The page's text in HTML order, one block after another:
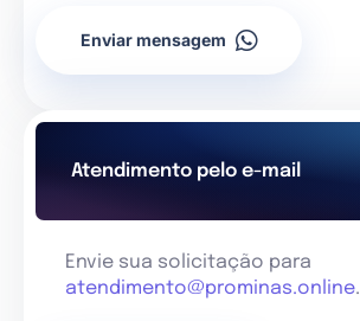
Enviar mensagem
Atendimento pelo e-mail
Envie sua solicitação para
atendimento@prominas.online.